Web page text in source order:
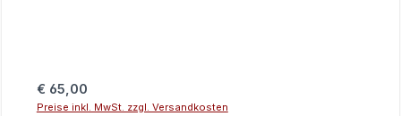
Regulärer Preis:
€ 65,00
Preise inkl. MwSt. zzgl. Versandkosten